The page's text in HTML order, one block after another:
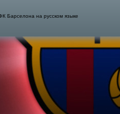
Барселона на русском языке